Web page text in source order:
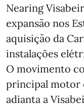
Nearing
expansão nos
aquisição da
instalações
O movimento
principal motor
adianta a